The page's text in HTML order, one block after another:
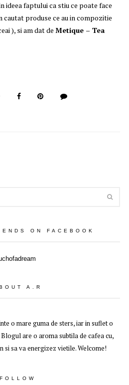
ideea faptului ca stiu ce poate face
cautat produse ce au in compozitie
), si am dat de Metique – Tea
ON FACEBOOK
A.R
o mare guma de sters, iar in suflet o
are o aroma subtila de cafea cu,
si sa va energizez vietile. Welcome!
FOLLOW